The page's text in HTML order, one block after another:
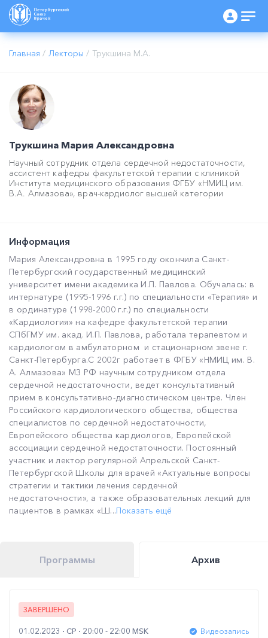
Главная / Лекторы / Трукшина М.А.
Трукшина Мария Александровна
Научный сотрудник отдела сердечной недостаточности,
ассистент кафедры факультетской терапии с клиникой
Института медицинского образования ФГБУ «НМИЦ им.
В.А. Алмазова», врач-кардиолог высшей категории
Информация
Мария Александровна в 1995 году окончила Санкт-
Петербургский государственный медицинский
университет имени академика И.П. Павлова. Обучалась: в
интернатуре (1995-1996 г.г.) по специальности «Терапия» и
в ординатуре (1998-2000 г.г.) по специальности
«Кардиология» на кафедре факультетской терапии
СПбГМУ им. акад. И.П. Павлова, работала терапевтом и
кардиологом в амбулаторном и стационарном звене г.
Санкт-Петербурга.С 2002г работает в ФГБУ «НМИЦ им. В.
А. Алмазова» МЗ РФ научным сотрудником отдела
сердечной недостаточности, ведет консультативный
прием в консультативно-диагностическом центре. Член
Российского кардиологического общества, общества
специалистов по сердечной недостаточности,
Европейского общества кардиологов, Европейской
ассоциации сердечной недостаточности. Постоянный
участник и лектор регулярной Апрельской Санкт-
Петербургской Школы для врачей «Актуальные вопросы
стратегии и тактики лечения сердечной
недостаточности», а также образовательных лекций для
пациентов в рамках «Ш...Показать ещё
Программы Архив
ЗАВЕРШЕНО
01.02.2023 СР 20:00 - 22:00 MSK
Видеозапись